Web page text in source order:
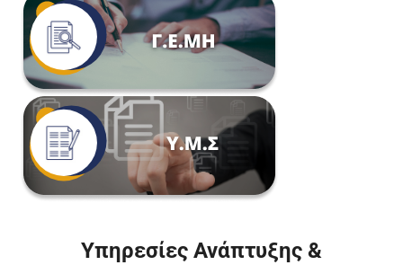
Υπηρεσίες Ανάπτυξης &